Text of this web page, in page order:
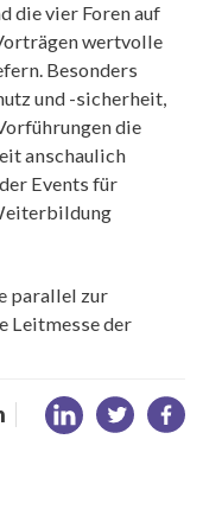
die vier Foren auf
wertvolle
Besonders
und -sicherheit,
die
anschaulich
Events für
parallel zur
Leitmesse der